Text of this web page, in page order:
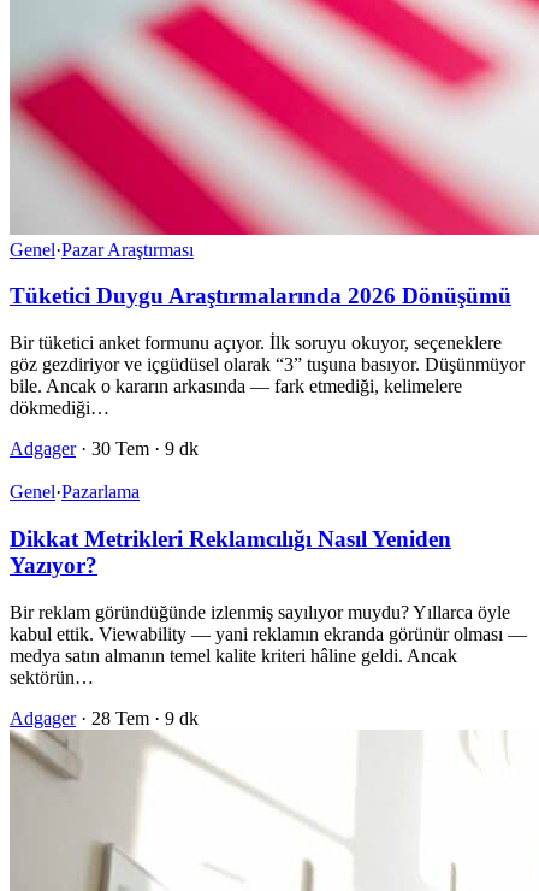
Genel·Pazar Araştırması
Tüketici Duygu Araştırmalarında 2026 Dönüşümü
Bir tüketici anket formunu açıyor. İlk soruyu okuyor, seçeneklere
göz gezdiriyor ve içgüdüsel olarak “3” tuşuna basıyor. Düşünmüyor
bile. Ancak o kararın arkasında — fark etmediği, kelimelere
dökmediği…
Adgager · 30 Tem · 9 dk
Genel·Pazarlama
Dikkat Metrikleri Reklamcılığı Nasıl Yeniden
Yazıyor?
Bir reklam göründüğünde izlenmiş sayılıyor muydu? Yıllarca öyle
kabul ettik. Viewability — yani reklamın ekranda görünür olması —
medya satın almanın temel kalite kriteri hâline geldi. Ancak
sektörün…
Adgager · 28 Tem · 9 dk